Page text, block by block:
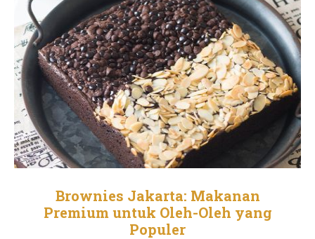
Brownies Jakarta: Makanan
Premium untuk Oleh-Oleh yang
Populer